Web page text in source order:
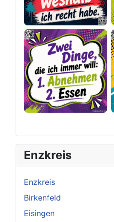
Original herunterladen
Enzkreis
Enzkreis
Birkenfeld
Eisingen